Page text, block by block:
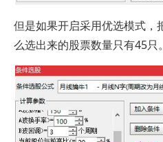
但是如果开启采用优选模式，
么选出来的股票数量只有45只。